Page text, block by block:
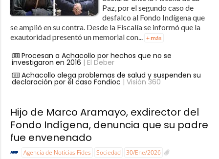
Paz, por el segundo caso de
desfalco al Fondo Indígena que
se amplió en su contra. Desde la Fiscalía se informó que la
exautoridad presentó un memorial con... + más
Procesan a Achacollo por hechos que no se
investigaron en 2016 | El Deber
Achacollo alega problemas de salud y suspenden su
declaración por el caso Fondioc | Visión 360
Hijo de Marco Aramayo, exdirector del
Fondo Indígena, denuncia que su padre
fue envenenado
Agencia de Noticias Fides Sociedad 30/Ene/2026